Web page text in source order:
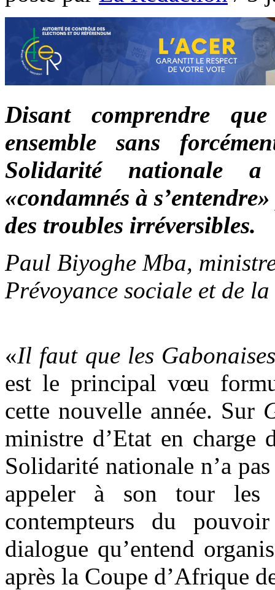
Disant comprendre
ensemble sans
Solidarité nationale
«condamnés à
des troubles irréversibles.
Paul Biyoghe Mba,
Prévoyance sociale et de
«Il faut que les
est le principal vœu
cette nouvelle année. Sur
ministre d’Etat en charge
Solidarité nationale n’a
appeler à son tour les
contempteurs du
dialogue qu’entend
après la Coupe d’Afrique